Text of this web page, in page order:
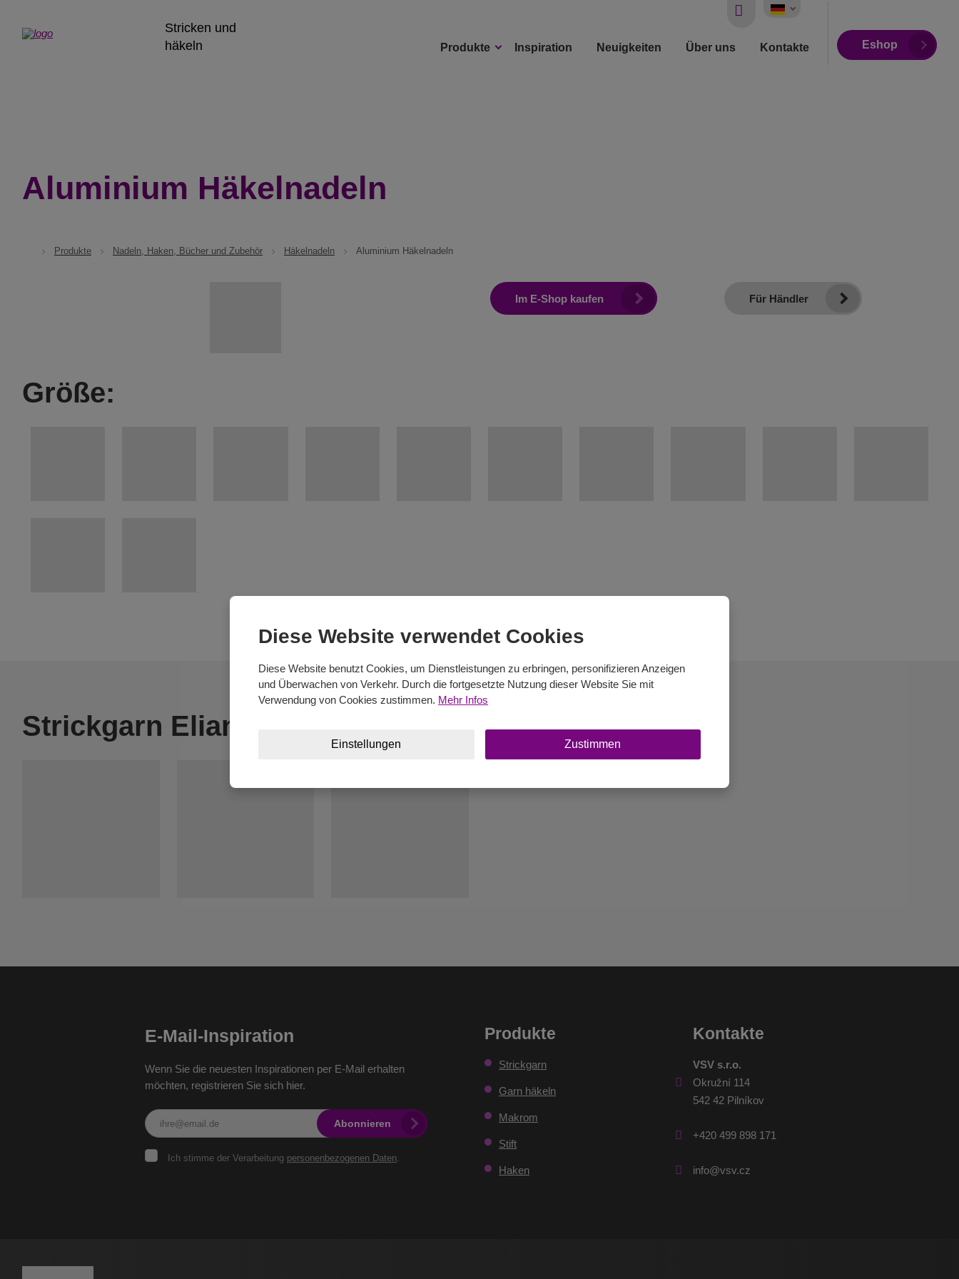
Stricken und
häkeln
Produkte Inspiration Neuigkeiten Über uns Kontakte
Vyhledávání
Eshop
Aluminium Häkelnadeln
Produkte Nadeln, Haken, Bücher und Zubehör Häkelnadeln Aluminium Häkelnadeln
Im E-Shop kaufen Für Händler
Größe:
Strickgarn Elian Nicky
E-Mail-Inspiration
Wenn Sie die neuesten Inspirationen per E-Mail erhalten
möchten, registrieren Sie sich hier.
Ich stimme der Verarbeitung personenbezogenen Daten.
Abonnieren
Produkte
Strickgarn
Garn häkeln
Makrom
Stift
Haken
Kontakte
VSV s.r.o.
Okružní 114
542 42 Pilníkov
+420 499 898 171
info@vsv.cz
Diese Website verwendet Cookies
Diese Website benutzt Cookies, um Dienstleistungen zu erbringen, personifizieren Anzeigen
und Überwachen von Verkehr. Durch die fortgesetzte Nutzung dieser Website Sie mit
Verwendung von Cookies zustimmen. Mehr Infos
Einstellungen Zustimmen